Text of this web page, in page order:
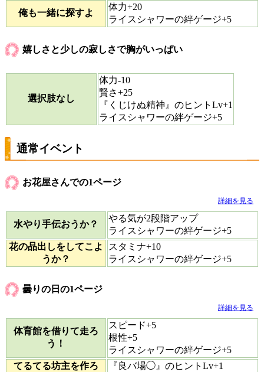
俺も一緒に探すよ
体力+20
ライスシャワーの絆ゲージ+5
嬉しさと少しの寂しさで胸がいっぱい
選択肢なし
体力-10
賢さ+25
『くじけぬ精神』のヒントLv+1
ライスシャワーの絆ゲージ+5
通常イベント
お花屋さんでの1ページ
詳細を見る
水やり手伝おうか？
やる気が2段階アップ
ライスシャワーの絆ゲージ+5
花の品出しをしてこよ
うか？
スタミナ+10
ライスシャワーの絆ゲージ+5
曇りの日の1ページ
詳細を見る
体育館を借りて走ろ
う！
スピード+5
根性+5
ライスシャワーの絆ゲージ+5
てるてる坊主を作ろ
『良バ場◯』のヒントLv+1